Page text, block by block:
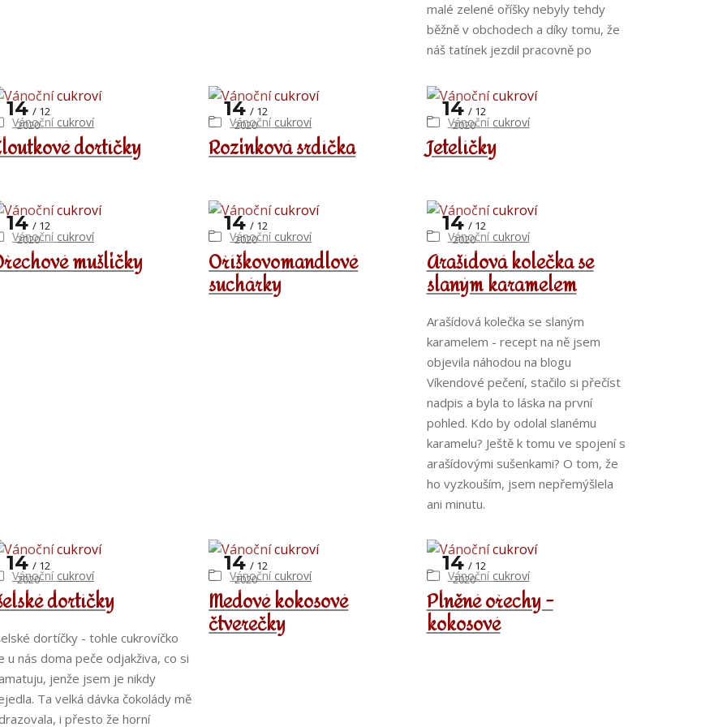
malé zelené oříšky nebyly tehdy
běžně v obchodech a díky tomu, že
náš tatínek jezdil pracovně po
dortíčky
14
12
2020
Vánoční cukroví
Rozinková srdíčka
14
12
2020
Vánoční cukroví
Jetelíčky
14
12
2020
Vánoční cukroví
mušličky
14
12
2020
Vánoční cukroví
Oříškovomandlové
suchárky
14
12
2020
Vánoční cukroví
Arašídová kolečka se
slaným karamelem
14
12
2020
Vánoční cukroví
Arašídová kolečka se slaným
karamelem - recept na ně jsem
objevila náhodou na blogu
Víkendové pečení, stačilo si přečíst
nadpis a byla to láska na první
pohled. Kdo by odolal slanému
karamelu? Ještě k tomu ve spojení s
arašídovými sušenkami? O tom, že
ho vyzkouším, jsem nepřemýšlela
ani minutu.
dortíčky
14
12
2020
Vánoční cukroví
dortíčky - tohle cukrovíčko
u nás doma peče odjakživa, co si
jenže jsem je nikdy
Ta velká dávka čokolády mě
i přesto že horní
Medové kokosové
čtverečky
14
12
2020
Vánoční cukroví
Plněné ořechy -
kokosové
14
12
2020
Vánoční cukroví